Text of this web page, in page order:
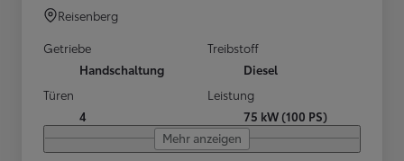
Reisenberg
Getriebe
Handschaltung
Treibstoff
Diesel
Türen
4
Leistung
75 kW (100 PS)
Mehr anzeigen